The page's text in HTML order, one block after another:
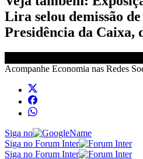
Lira selou demissão
Presidência da Caixa,
Acompanhe Economia nas Redes
Siga no
Siga no Forum Inter
Siga no Forum Inter